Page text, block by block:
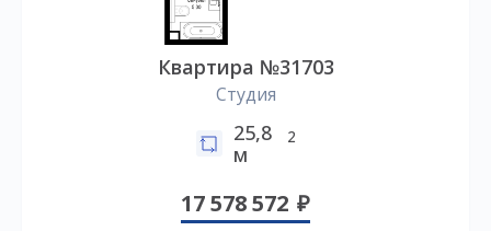
Квартира №31703
Студия
25,8
м
2
17 578 572